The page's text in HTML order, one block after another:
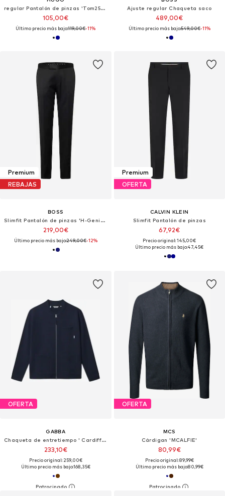
regular Pantalón de pinzas 'Tom253X-MH'
105,00€
Último precio más bajo:119,00€-11%
Ajuste regular Chaqueta saco
489,00€
Último precio más bajo:549,00€-11%
Premium
REBAJAS
BOSS
Slimfit Pantalón de pinzas 'H-Genius-Tux'
219,00€
Último precio más bajo:249,00€-12%
Premium
OFERTA
CALVIN KLEIN
Slimfit Pantalón de pinzas
67,92€
Precio original: 145,00€
Último precio más bajo:47,45€
OFERTA
GABBA
Chaqueta de entretiempo ' Cardiff Led '
233,10€
Precio original: 259,00€
Último precio más bajo:168,35€
OFERTA
MCS
Cárdigan 'MCALFIE'
80,99€
Precio original: 89,99€
Último precio más bajo:80,99€